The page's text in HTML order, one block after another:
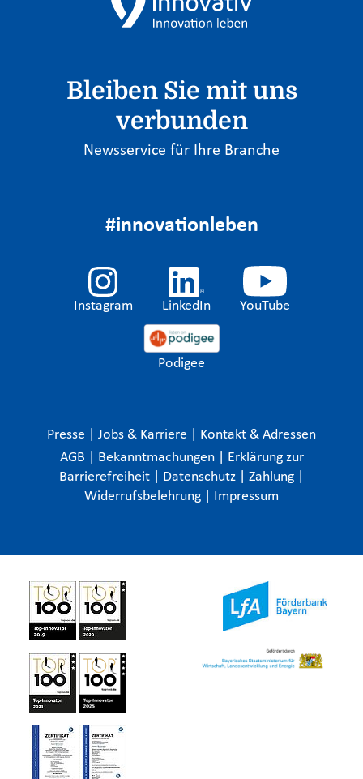
Bleiben Sie mit uns
verbunden
Newsservice für Ihre Branche
#innovationleben
Instagram LinkedIn YouTube
Podigee
Presse Jobs & Karriere
Kontakt & Adressen
AGB
Bekanntmachungen
Erklärung zur
Barrierefreiheit
Datenschutz Zahlung
Widerrufsbelehrung
Impressum